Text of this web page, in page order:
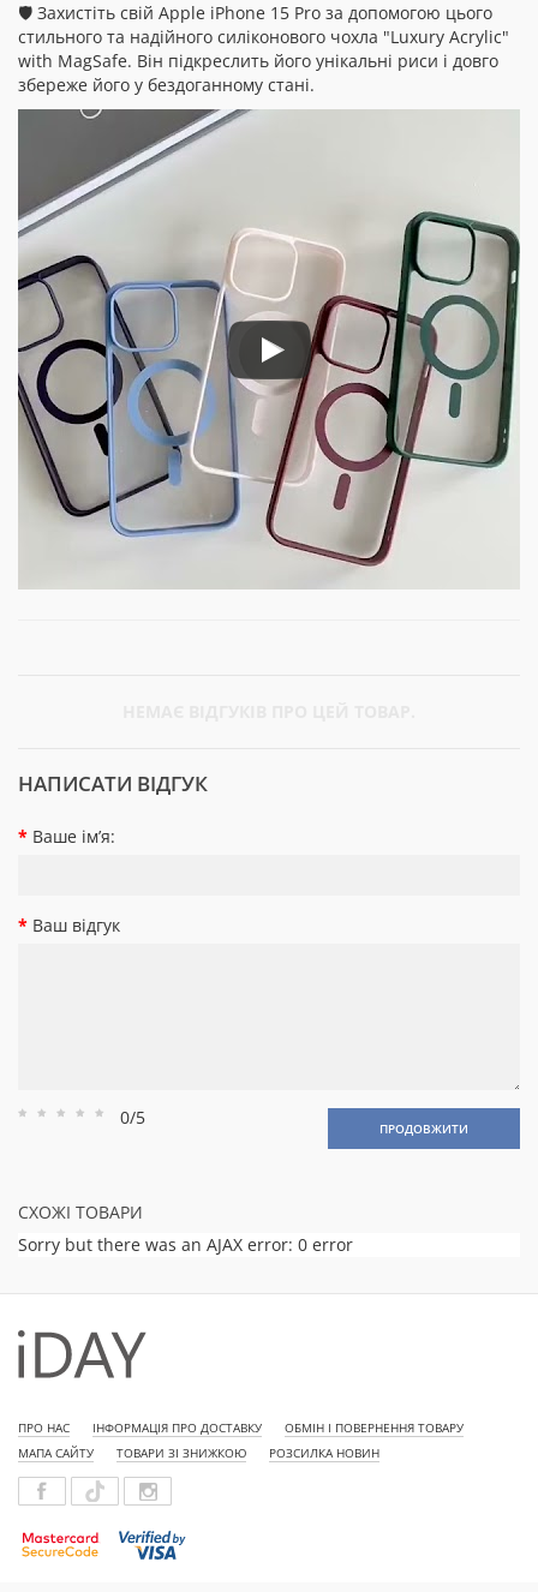
🛡️ Захистіть свій Apple iPhone 15 Pro за допомогою цього
стильного та надійного силіконового чохла "Luxury Acrylic"
with MagSafe. Він підкреслить його унікальні риси і довго
збереже його у бездоганному стані.
НАПИСАТИ ВІДГУК
Ваше ім’я:
Ваш відгук
Рейтинг
Рейтинг
Рейтинг
Рейтинг
Рейтинг
0/5 ПРОДОВЖИТИ
СХОЖІ ТОВАРИ
Sorry but there was an AJAX error: 0 error
ПРО НАС ІНФОРМАЦІЯ ПРО ДОСТАВКУ
ОБМІН І ПОВЕРНЕННЯ ТОВАРУ
МАПА САЙТУ
ТОВАРИ ЗІ ЗНИЖКОЮ РОЗСИЛКА НОВИН